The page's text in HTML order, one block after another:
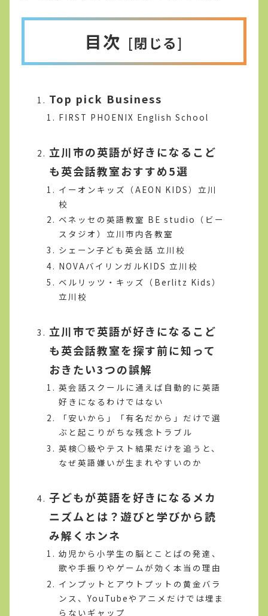
目次
Top pick Business
FIRST PHOENIX English School
立川市の英語が好きになるこど
も英会話教室おすすめ5選
イーオンキッズ（AEON KIDS）立川
校
ベネッセの英語教室 BE studio（ビー
スタジオ）立川市内各教室
シェーン子ども英会話 立川校
NOVAバイリンガルKIDS 立川校
ベルリッツ・キッズ（Berlitz Kids）
立川校
立川市で英語が好きになるこど
も英会話教室を探す前に知って
おきたい3つの誤解
英会話スクールに通えば自動的に英語
好きになるわけではない
「安いから」「有名だから」だけで選
ぶと起こりがちな残念トラブル
英検◯級やテスト結果だけを追うと、
なぜ英語嫌いが生まれやすいのか
子どもが英語を好きになるメカ
ニズムとは？遊びと学びから読
み解くホンネ
幼児から小学生の脳とことばの発達、
歌や手振りやゲームが効く本当の理由
インプットとアウトプットの黄金バラ
ンス、YouTubeやアニメだけでは埋ま
らないギャップ